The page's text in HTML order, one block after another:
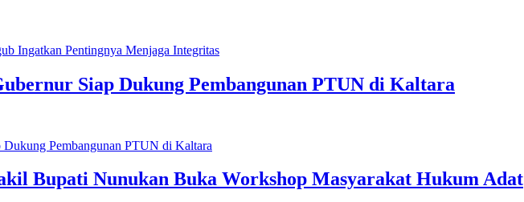
Siap Dukung Pembangunan PTUN di Kaltara
Bupati Nunukan Buka Workshop Masyarakat Hukum Adat